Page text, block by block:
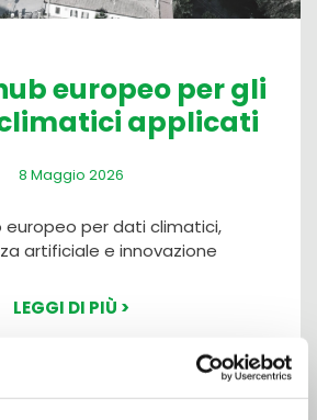
europeo per gli
applicati
8 Maggio 2026
europeo per dati climatici,
artificiale e innovazione
LEGGI DI PIÙ >